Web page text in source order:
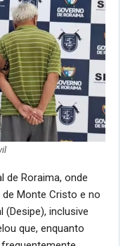
de Roraima, onde
Monte Cristo e no
inclusive
que, enquanto
o assassino de seu